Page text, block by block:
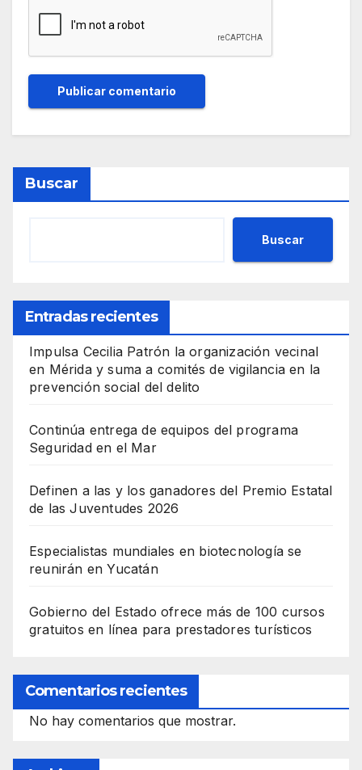
Buscar
Buscar
Entradas recientes
Impulsa Cecilia Patrón la organización vecinal
en Mérida y suma a comités de vigilancia en la
prevención social del delito
Continúa entrega de equipos del programa
Seguridad en el Mar
Definen a las y los ganadores del Premio Estatal
de las Juventudes 2026
Especialistas mundiales en biotecnología se
reunirán en Yucatán
Gobierno del Estado ofrece más de 100 cursos
gratuitos en línea para prestadores turísticos
Comentarios recientes
No hay comentarios que mostrar.